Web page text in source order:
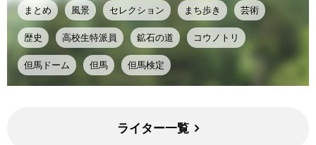
まとめ 風景 セレクション まち歩き 芸術
歴史 高校生特派員 鉱石の道 コウノトリ
但馬ドーム 但馬 但馬検定
ライター一覧